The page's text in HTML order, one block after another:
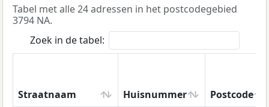
Tabel met alle 24 adressen in het postcodegebied
3794 NA.
Zoek in de tabel:
Straatnaam Huisnummer
Postcode